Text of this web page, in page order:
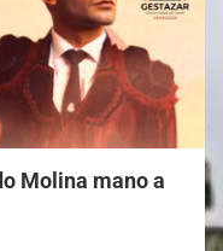
Molina mano a